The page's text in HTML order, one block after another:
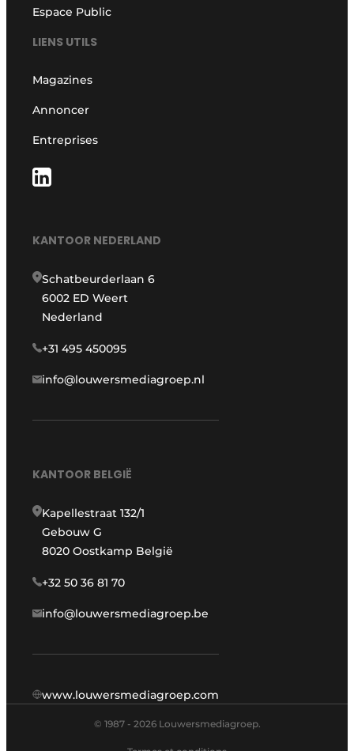
Espace Public
LIENS UTILS
Magazines
Annoncer
Entreprises
KANTOOR NEDERLAND
Schatbeurderlaan 6
6002 ED Weert
Nederland
+31 495 450095
info@louwersmediagroep.nl
KANTOOR BELGIË
Kapellestraat 132/1
Gebouw G
8020 Oostkamp België
+32 50 36 81 70
info@louwersmediagroep.be
www.louwersmediagroep.com
© 1987 - 2026 Louwersmediagroep.